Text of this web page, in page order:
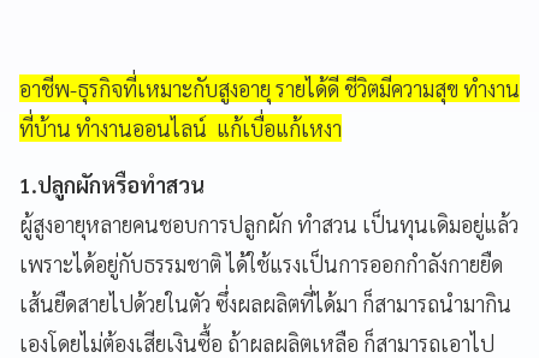
อาชีพ-ธุรกิจที่เหมาะกับสูงอายุ รายได้ดี ชีวิตมีความสุข ทำงาน
ที่บ้าน ทำงานออนไลน์ แก้เบื่อแก้เหงา
1.ปลูกผักหรือทำสวน
ผู้สูงอายุหลายคนชอบการปลูกผัก ทำสวน เป็นทุนเดิมอยู่แล้ว
เพราะได้อยู่กับธรรมชาติ ได้ใช้แรงเป็นการออกกำลังกายยืด
เส้นยืดสายไปด้วยในตัว ซึ่งผลผลิตที่ได้มา ก็สามารถนำมากิน
เองโดยไม่ต้องเสียเงินซื้อ ถ้าผลผลิตเหลือ ก็สามารถเอาไป